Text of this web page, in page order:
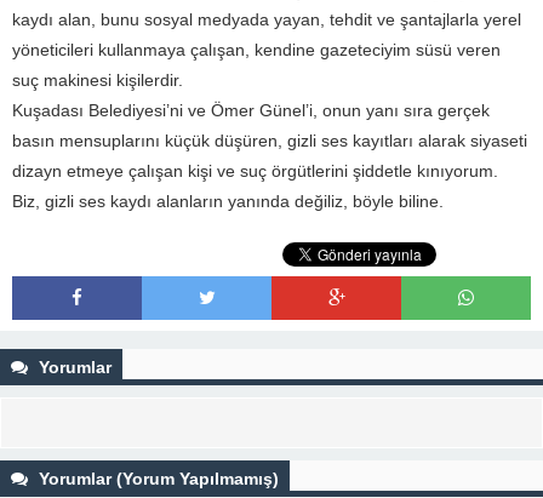
kaydı alan, bunu sosyal medyada yayan, tehdit ve şantajlarla yerel
yöneticileri kullanmaya çalışan, kendine gazeteciyim süsü veren
suç makinesi kişilerdir.
Kuşadası Belediyesi’ni ve Ömer Günel’i, onun yanı sıra gerçek
basın mensuplarını küçük düşüren, gizli ses kayıtları alarak siyaseti
dizayn etmeye çalışan kişi ve suç örgütlerini şiddetle kınıyorum.
Biz, gizli ses kaydı alanların yanında değiliz, böyle biline.
Yorumlar
Yorumlar (Yorum Yapılmamış)